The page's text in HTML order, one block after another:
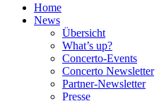
Home
News
Übersicht
What’s up?
Concerto-Events
Concerto Newsletter
Partner-Newsletter
Presse